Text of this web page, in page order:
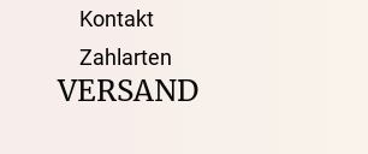
Kontakt
Zahlarten
VERSAND